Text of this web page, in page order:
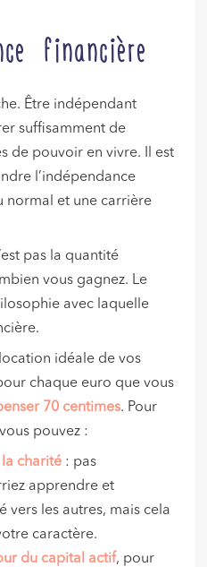
financière
Être indépendant
suffisamment de
de pouvoir en vivre. Il est
l’indépendance
normal et une carrière
pas la quantité
vous gagnez. Le
avec laquelle
idéale de vos
chaque euro que vous
70 centimes. Pour
pouvez :
la charité : pas
apprendre et
vers les autres, mais cela
caractère.
du capital actif, pour